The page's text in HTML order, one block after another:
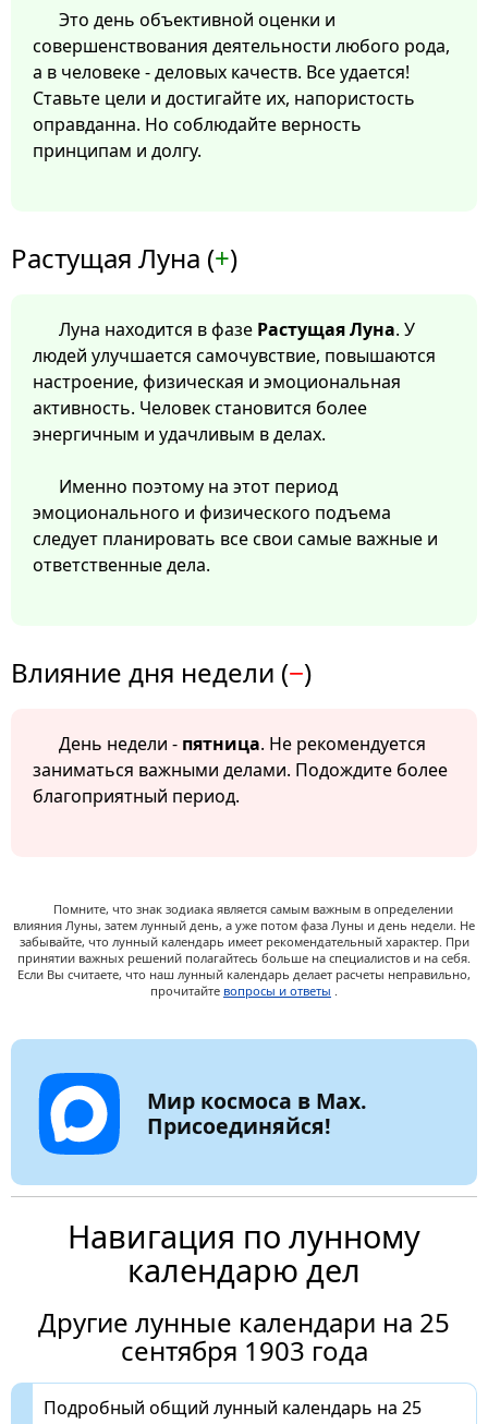
Это день объективной оценки и
совершенствования деятельности любого рода,
а в человеке - деловых качеств. Все удается!
Ставьте цели и достигайте их, напористость
оправданна. Но соблюдайте верность
принципам и долгу.
Растущая Луна (+)
Луна находится в фазе Растущая Луна. У
людей улучшается самочувствие, повышаются
настроение, физическая и эмоциональная
активность. Человек становится более
энергичным и удачливым в делах.
Именно поэтому на этот период
эмоционального и физического подъема
следует планировать все свои самые важные и
ответственные дела.
Влияние дня недели (−)
День недели - пятница. Не рекомендуется
заниматься важными делами. Подождите более
благоприятный период.
Помните, что знак зодиака является самым важным в определении
влияния Луны, затем лунный день, а уже потом фаза Луны и день недели. Не
забывайте, что лунный календарь имеет рекомендательный характер. При
принятии важных решений полагайтесь больше на специалистов и на себя.
Если Вы считаете, что наш лунный календарь делает расчеты неправильно,
прочитайте вопросы и ответы .
Мир космоса в Max.
Присоединяйся!
Навигация по лунному
календарю дел
Другие лунные календари на 25
сентября 1903 года
Подробный общий лунный календарь на 25